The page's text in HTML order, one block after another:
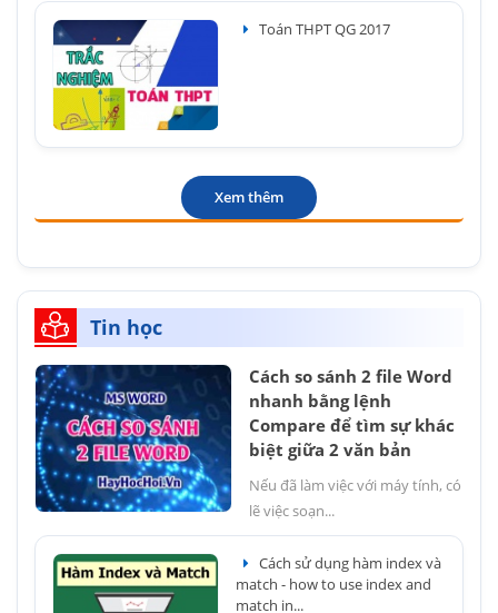
Toán THPT QG 2017
Xem thêm
Tin học
Cách so sánh 2 file Word
nhanh bằng lệnh
Compare để tìm sự khác
biệt giữa 2 văn bản
Nếu đã làm việc với máy tính, có
lẽ việc soạn...
Cách sử dụng hàm index và
match - how to use index and
match in...